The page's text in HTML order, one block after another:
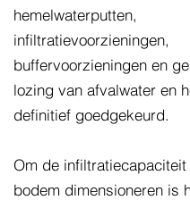
hemelwaterputten,
infiltratievoorzieningen,
buffervoorzieningen en
lozing van afvalwater en
definitief goedgekeurd.
Om de
bodem dimensioneren is